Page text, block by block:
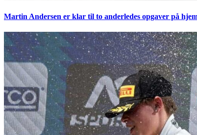
Martin Andersen er klar til to anderledes opgaver på